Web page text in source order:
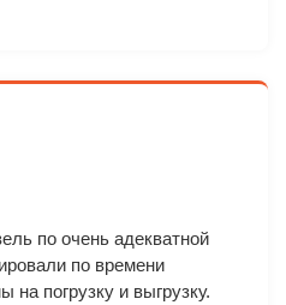
по очень адекватной
по времени
погрузку и выгрузку.